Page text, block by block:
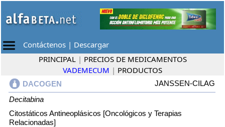
Contáctenos | Descargar
PRINCIPAL | PRECIOS DE MEDICAMENTOS
VADEMECUM | PRODUCTOS
DACOGEN
JANSSEN-CILAG
Decitabina
Citostáticos Antineoplásicos [Oncológicos y Terapias
Relacionadas]